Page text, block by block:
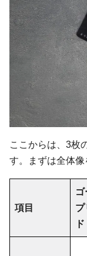
ここからは、3枚
す。まずは全体像
項目
ゴ
プ
ド